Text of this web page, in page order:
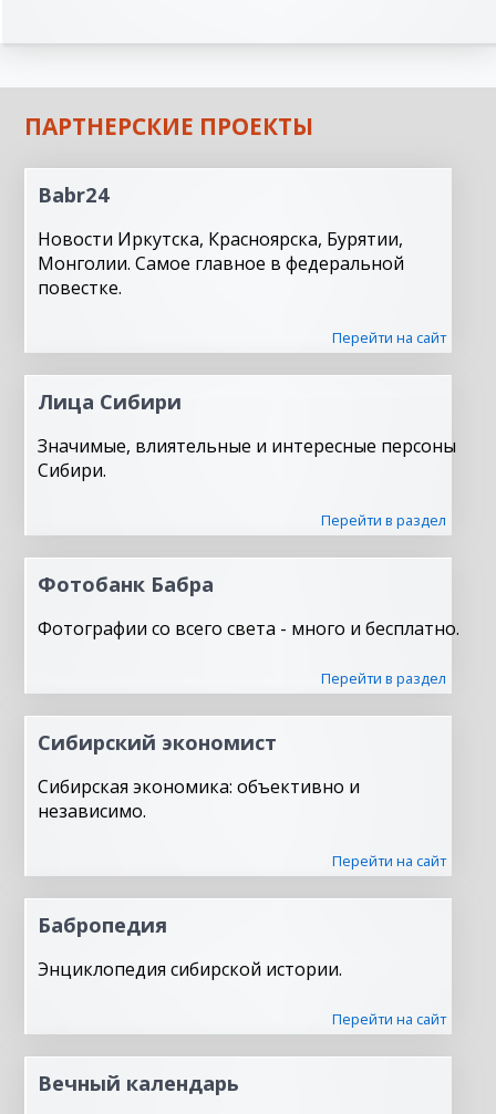
ПАРТНЕРСКИЕ ПРОЕКТЫ
Babr24
Новости Иркутска, Красноярска, Бурятии,
Монголии. Самое главное в федеральной
повестке.
Перейти на сайт
Лица Сибири
Значимые, влиятельные и интересные персоны
Сибири.
Перейти в раздел
Фотобанк Бабра
Фотографии со всего света - много и бесплатно.
Перейти в раздел
Сибирский экономист
Сибирская экономика: объективно и
независимо.
Перейти на сайт
Бабропедия
Энциклопедия сибирской истории.
Перейти на сайт
Вечный календарь